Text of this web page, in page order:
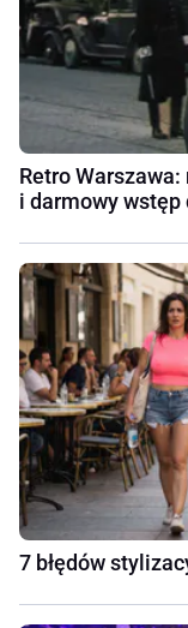
Retro
i darmowy wstęp
7 błędów